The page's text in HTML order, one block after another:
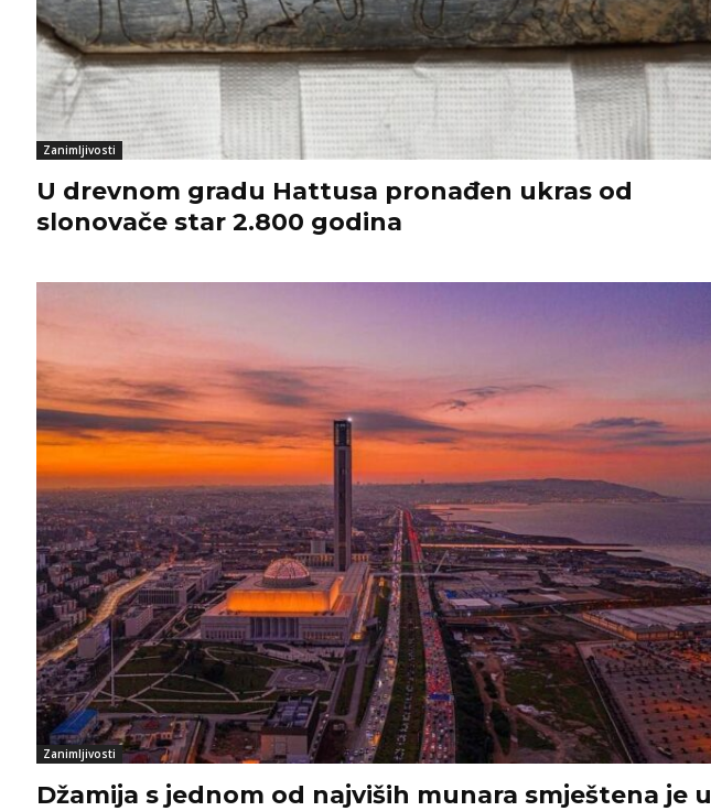
Zanimljivosti
U drevnom gradu Hattusa pronađen ukras od
slonovače star 2.800 godina
Zanimljivosti
Džamija s jednom od najviših munara smještena je u